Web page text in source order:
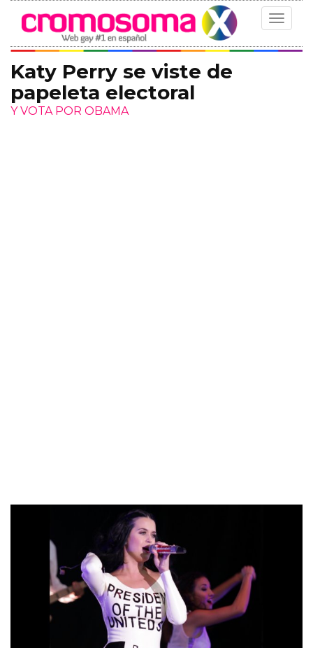
Toggle
Katy Perry se viste de
papeleta electoral
Y VOTA POR OBAMA